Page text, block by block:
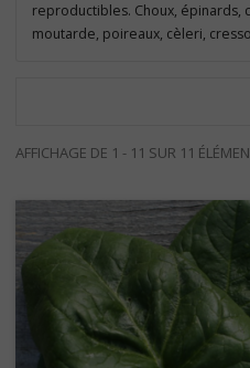
reproductibles. Choux, épinards,
moutarde, poireaux, cèleri,
AFFICHAGE DE 1 - 11 SUR 11